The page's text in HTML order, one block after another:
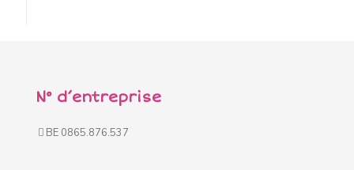
N° d’entreprise
BE 0865.876.537